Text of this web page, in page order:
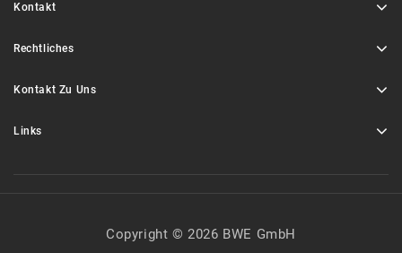
Kontakt
Rechtliches
Kontakt Zu Uns
Links
Copyright © 2026 BWE GmbH